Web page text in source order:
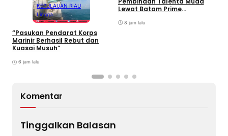
KEPULAUAN RIAU
Lingga
“Pasukan Pendarat Korps
Marinir Berhasil Rebut dan
Kuasai Musuh”
6 jam lalu
Lewat Batam Prime
Football sebagai Festival
8 jam lalu
Komentar
Tinggalkan Balasan